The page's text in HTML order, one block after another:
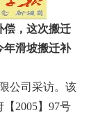
偿，这次搬迁
年滑坡搬迁补
公司采访。该
2005】97号